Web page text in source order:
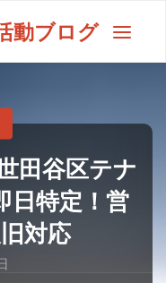
動ブログ
田谷区テナ
日特定！営
対応